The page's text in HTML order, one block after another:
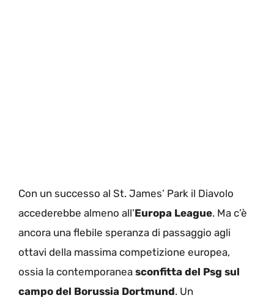
Con un successo al St. James’ Park il Diavolo
accederebbe almeno all’Europa League. Ma c’è
ancora una flebile speranza di passaggio agli
ottavi della massima competizione europea,
ossia la contemporanea sconfitta del Psg sul
campo del Borussia Dortmund. Un